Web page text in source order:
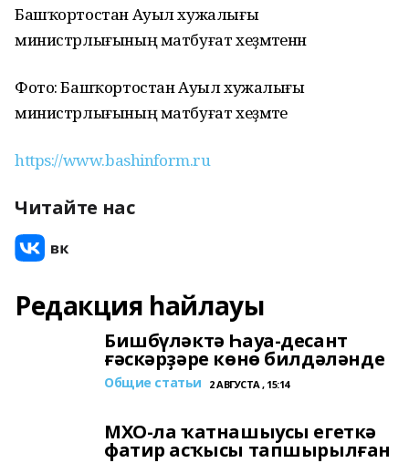
Башҡортостан Ауыл хужалығы
министрлығының матбуғат хеҙмәтенән
Фото: Башҡортостан Ауыл хужалығы
министрлығының матбуғат хеҙмәте
https://www.bashinform.ru
Читайте нас
Редакция һайлауы
Бишбүләктә Һауа-десант
ғәскәрҙәре көнө билдәләнде
Общие статьи 2 АВГУСТА , 15:14
МХО-ла ҡатнашыусы егеткә
фатир асҡысы тапшырылған